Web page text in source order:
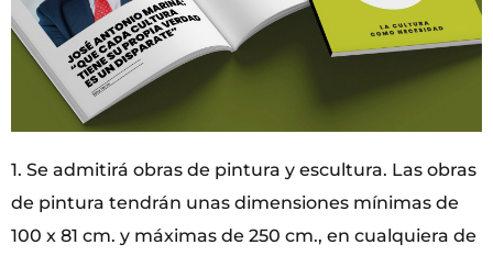
1. Se admitirá obras de pintura y escultura. Las obras
de pintura tendrán unas dimensiones mínimas de
100 x 81 cm. y máximas de 250 cm., en cualquiera de